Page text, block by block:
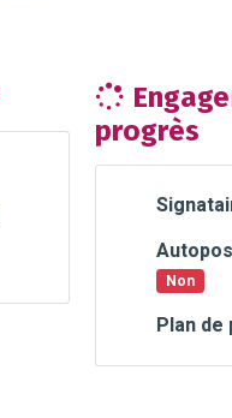
progrès
Non
Plan